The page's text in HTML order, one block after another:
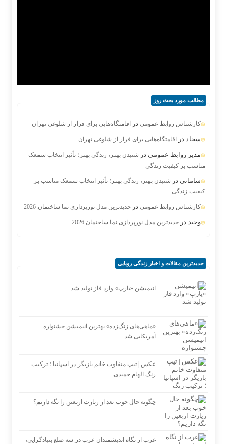
مطالب مورد بحث روز
کارشناس روابط عمومی در اقامتگاه‌هایی برای فرار از شلوغی تهران
سجاد در اقامتگاه‌هایی برای فرار از شلوغی تهران
مدیر روابط عمومی در شنیدن بهتر، زندگی بهتر؛ تأثیر انتخاب سمعک
مناسب بر کیفیت زندگی
سامانی در شنیدن بهتر، زندگی بهتر؛ تأثیر انتخاب سمعک مناسب بر
کیفیت زندگی
کارشناس روابط عمومی در جدیدترین مدل نورپردازی نما ساختمان 2026
وحید در جدیدترین مدل نورپردازی نما ساختمان 2026
جدیدترین مقالات و اخبار زندگی رویایی
انیمیشن «یارپ» وارد فاز تولید شد
«ماهی‌های زنگ‌زده» بهترین انیمیشن جشنواره
آمریکایی شد
عکس | تیپ متفاوت خانم بازیگر در اسپانیا ؛ ترکیب
رنگ الهام حمیدی
چگونه حال خوب بعد از زیارت اربعین را نگه داریم؟
غرب از نگاه اندیشمندان عرب در سه ضلع بنیادگرایی،